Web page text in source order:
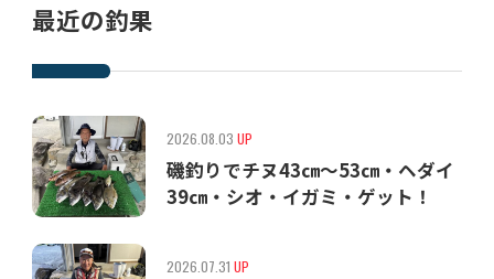
最近の釣果
2026.08.03 UP
磯釣りでチヌ43㎝〜53㎝・ヘダイ
39㎝・シオ・イガミ・ゲット！
2026.07.31 UP